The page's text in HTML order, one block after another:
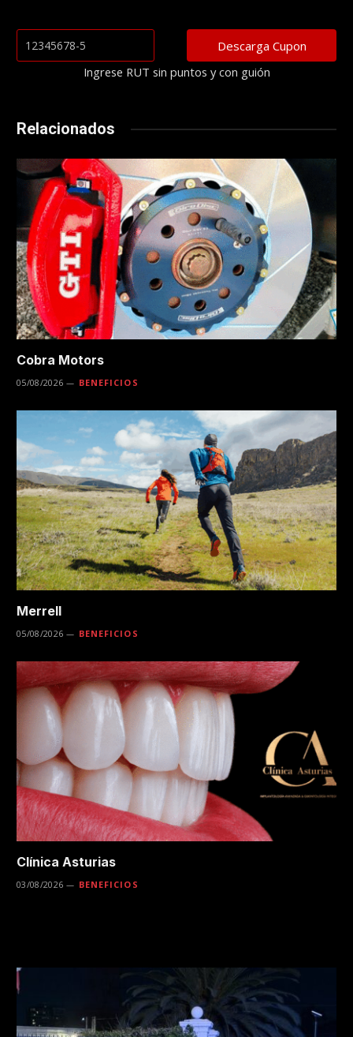
Ingrese RUT sin puntos y con guión
Relacionados
Cobra Motors
05/08/2026 BENEFICIOS
Merrell
05/08/2026 BENEFICIOS
Clínica Asturias
03/08/2026 BENEFICIOS